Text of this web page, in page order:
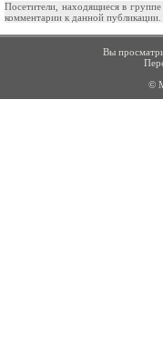
Посетители, находящиеся в группе
комментарии к данной публикации.
Вы
©